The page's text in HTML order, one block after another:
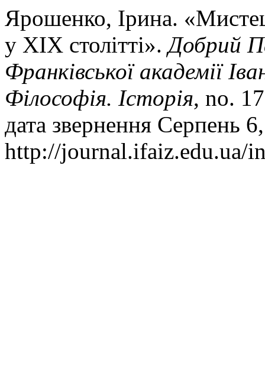
Ярошенко, Ірина.
у ХІХ столітті».Добрий
Франківської академії
Філософія. Історія, no.
дата звернення Серпень
http://journal.ifaiz.edu.ua/